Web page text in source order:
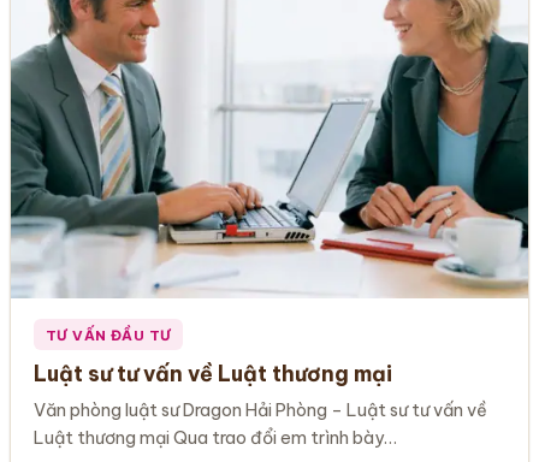
TƯ VẤN ĐẦU TƯ
Luật sư tư vấn về Luật thương mại
Văn phòng luật sư Dragon Hải Phòng – Luật sư tư vấn về
Luật thương mại Qua trao đổi em trình bày…